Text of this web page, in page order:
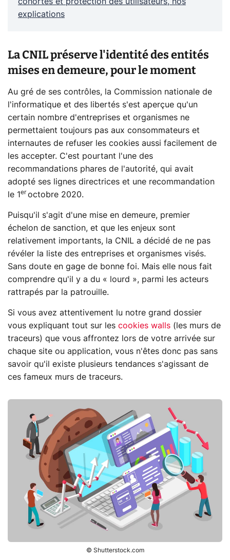
explications
La CNIL préserve l'identité des entités
mises en demeure, pour le moment
Au gré de ses contrôles, la Commission nationale de
l'informatique et des libertés s'est aperçue qu'un
certain nombre d'entreprises et organismes ne
permettaient toujours pas aux consommateurs et
internautes de refuser les cookies aussi facilement de
les accepter. C'est pourtant l'une des
recommandations phares de l'autorité, qui avait
adopté ses lignes directrices et une recommandation
le 1 eroctobre 2020.
Puisqu'il s'agit d'une mise en demeure, premier
échelon de sanction, et que les enjeux sont
relativement importants, la CNIL a décidé de ne pas
révéler la liste des entreprises et organismes visés.
Sans doute en gage de bonne foi. Mais elle nous fait
comprendre qu'il y a du « lourd », parmi les acteurs
rattrapés par la patrouille.
Si vous avez attentivement lu notre grand dossier
vous expliquant tout sur les cookies walls (les murs de
traceurs) que vous affrontez lors de votre arrivée sur
chaque site ou application, vous n'êtes donc pas sans
savoir qu'il existe plusieurs tendances s'agissant de
ces fameux murs de traceurs.
© Shutterstock.com